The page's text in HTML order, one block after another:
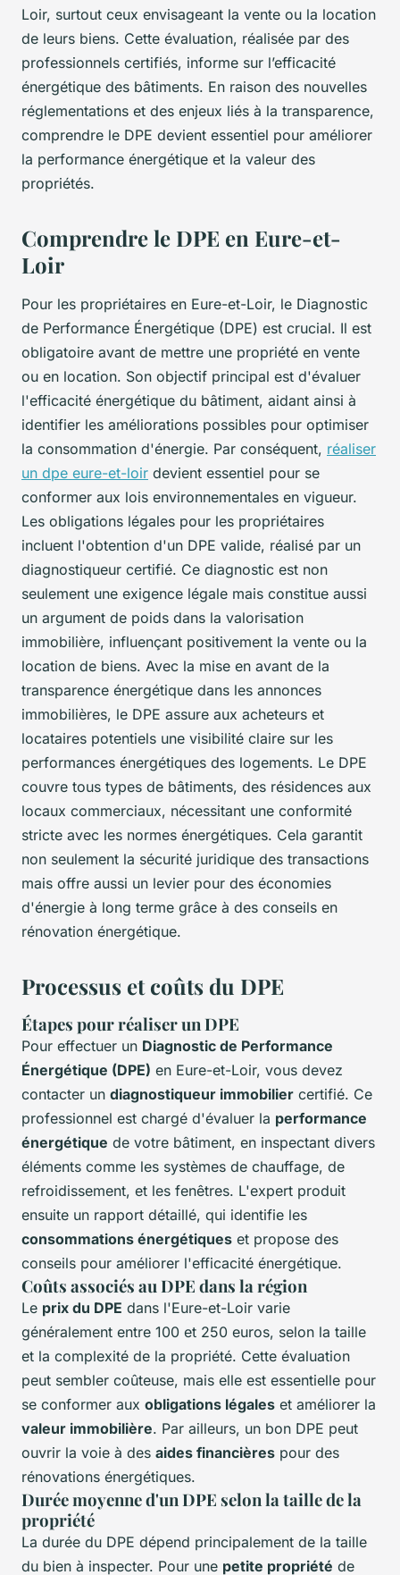
Loir, surtout ceux envisageant la vente ou la location
de leurs biens. Cette évaluation, réalisée par des
professionnels certifiés, informe sur l’efficacité
énergétique des bâtiments. En raison des nouvelles
réglementations et des enjeux liés à la transparence,
comprendre le DPE devient essentiel pour améliorer
la performance énergétique et la valeur des
propriétés.
Comprendre le DPE en Eure-et-
Loir
Pour les propriétaires en Eure-et-Loir, le Diagnostic
de Performance Énergétique (DPE) est crucial. Il est
obligatoire avant de mettre une propriété en vente
ou en location. Son objectif principal est d'évaluer
l'efficacité énergétique du bâtiment, aidant ainsi à
identifier les améliorations possibles pour optimiser
la consommation d'énergie. Par conséquent, réaliser
un dpe eure-et-loir devient essentiel pour se
conformer aux lois environnementales en vigueur.
Les obligations légales pour les propriétaires
incluent l'obtention d'un DPE valide, réalisé par un
diagnostiqueur certifié. Ce diagnostic est non
seulement une exigence légale mais constitue aussi
un argument de poids dans la valorisation
immobilière, influençant positivement la vente ou la
location de biens. Avec la mise en avant de la
transparence énergétique dans les annonces
immobilières, le DPE assure aux acheteurs et
locataires potentiels une visibilité claire sur les
performances énergétiques des logements. Le DPE
couvre tous types de bâtiments, des résidences aux
locaux commerciaux, nécessitant une conformité
stricte avec les normes énergétiques. Cela garantit
non seulement la sécurité juridique des transactions
mais offre aussi un levier pour des économies
d'énergie à long terme grâce à des conseils en
rénovation énergétique.
Processus et coûts du DPE
Étapes pour réaliser un DPE
Pour effectuer un Diagnostic de Performance
Énergétique (DPE) en Eure-et-Loir, vous devez
contacter un diagnostiqueur immobilier certifié. Ce
professionnel est chargé d'évaluer la performance
énergétique de votre bâtiment, en inspectant divers
éléments comme les systèmes de chauffage, de
refroidissement, et les fenêtres. L'expert produit
ensuite un rapport détaillé, qui identifie les
consommations énergétiques et propose des
conseils pour améliorer l'efficacité énergétique.
Coûts associés au DPE dans la région
Le prix du DPE dans l'Eure-et-Loir varie
généralement entre 100 et 250 euros, selon la taille
et la complexité de la propriété. Cette évaluation
peut sembler coûteuse, mais elle est essentielle pour
se conformer aux obligations légales et améliorer la
valeur immobilière. Par ailleurs, un bon DPE peut
ouvrir la voie à des aides financières pour des
rénovations énergétiques.
Durée moyenne d'un DPE selon la taille de la
propriété
La durée du DPE dépend principalement de la taille
du bien à inspecter. Pour une petite propriété de